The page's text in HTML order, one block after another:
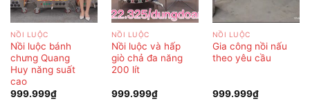
NỒI LUỘC
Nồi luộc bánh
chưng Quang
Huy năng suất
cao
999.999₫
NỒI LUỘC
Nồi luộc và hấp
giò chả đa năng
200 lít
999.999₫
NỒI LUỘC
Gia công nồi nấu
theo yêu cầu
999.999₫